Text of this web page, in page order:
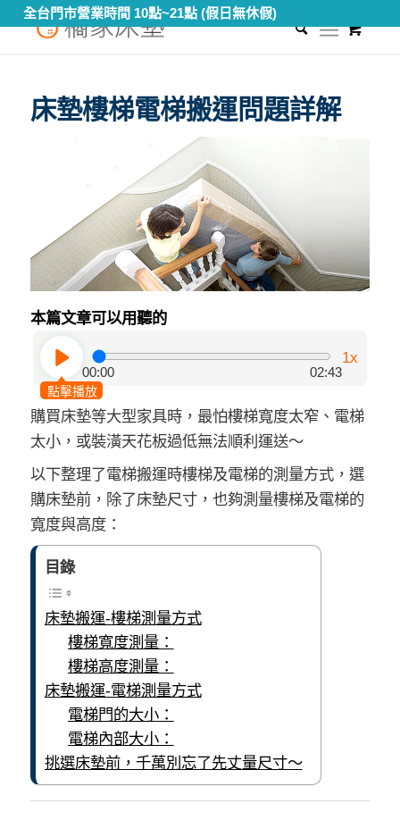
全台門市營業時間 10點~21點 (假日無休假)
您現在的位置： 首頁 /知識專區 /床墊尺寸
床墊樓梯電梯搬運問題詳解
床墊樓梯電梯搬運問題詳解
本篇文章可以用聽的
點擊播放
00:00 02:43
1x
購買床墊等大型家具時，最怕樓梯寬度太窄、電梯
太小，或裝潢天花板過低無法順利運送～
以下整理了電梯搬運時樓梯及電梯的測量方式，選
購床墊前，除了床墊尺寸，也夠測量樓梯及電梯的
寬度與高度：
目錄
床墊搬運-樓梯測量方式
樓梯寬度測量：
樓梯高度測量：
床墊搬運-電梯測量方式
電梯門的大小：
電梯內部大小：
挑選床墊前，千萬別忘了先丈量尺寸～